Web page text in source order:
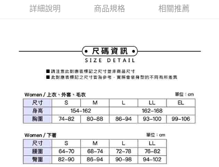
成交易。
【繳款方式說明】
1.分期款項不併入電信帳單，「大哥付你分期」於每月結算日後寄送繳費提
2.透過簡訊連結打開帳單後，可選擇「超商條碼／台灣大直營門市／銀行轉
【注意事項】
1.本服務係由「台灣大哥大股份有限公司」（以下簡稱本公司）所提供，讓
用戶於交易時，得透過本服務購買商品或服務，並由商店將買賣／分期付款
買賣價金債權讓與本公司後，依約使用本公司帳單繳交帳款。
2.基於同意付款使用「大哥付你分期」之契約關係目的，商店將以您的個人
資料（包含姓名、電話或地址）提供予台灣大哥大進項蒐集、處理及利用，
由本公司與您本人進行分期帳單所需資料之確認、核對及更正。
【關於「AFTEE先享後付」】
AFTEE先享後付是「在收到商品之後才付款」的支付方式。 讓您購物簡單
３．安心：先確認商品／服務後，再付款。
１．於結帳方式選擇「AFTEE先享後付」後，將跳轉至「AFTEE先享後付」
２．訂單成立數日內，您將收到繳費通知簡訊。
３．收到繳費通知簡訊後14天內，點擊此簡訊中的連結，可透過四大超商／
ATM／網路銀行／等多元方式進行付款，方視為交易完成。
※ 請注意：結帳手續完成當下不需立刻繳費，但若您需要取消訂單，請聯絡
後付繳納相關費用。
※ 交易是否成功請以「AFTEE先享後付 」之結帳頁面顯示為準，若有關於
是否繳費成功／繳費後需取消欲退款等相關疑問，請聯繫「AFTEE先享後付
客戶支援中心」https://netprotections.freshdesk.com/support/home
ATM付款
全家取貨付款
免運費
萊爾富取貨付款
付款後萊爾富取貨
詳細說明 商品規格 相關推薦